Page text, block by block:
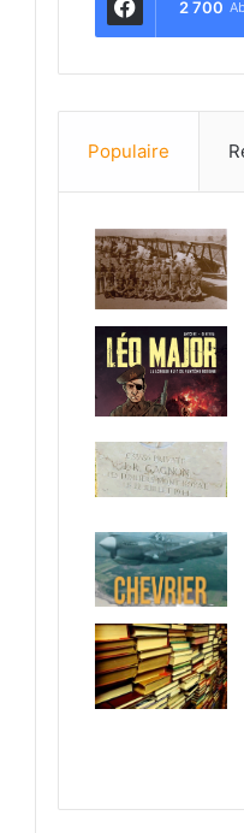
2 700
Populaire